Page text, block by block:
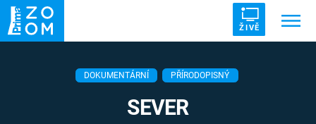
ŽIVĚ
ZRÁDCI UFO DRUHÁ SVĚTOVÁ VÁLKA
VETŘELCI DÁVNOVĚKU
DOKUMENTÁRNÍ PŘÍRODOPISNÝ
SEVER